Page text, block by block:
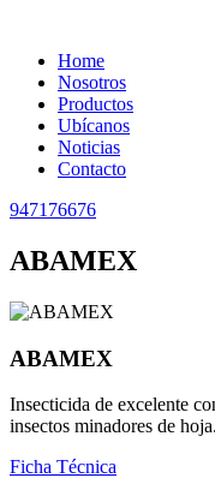
Home
Nosotros
Productos
Ubícanos
Noticias
Contacto
947176676
ABAMEX
ABAMEX
Insecticida de excelente
insectos minadores de hoja.
Ficha Técnica